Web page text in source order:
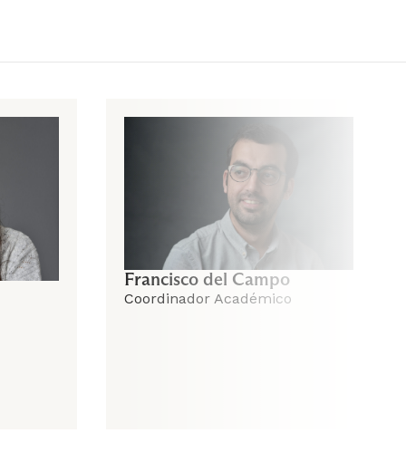
Sociología de Profundización 2
Sociología de Profundización 5
Francisco del Campo
Coordinador Académico